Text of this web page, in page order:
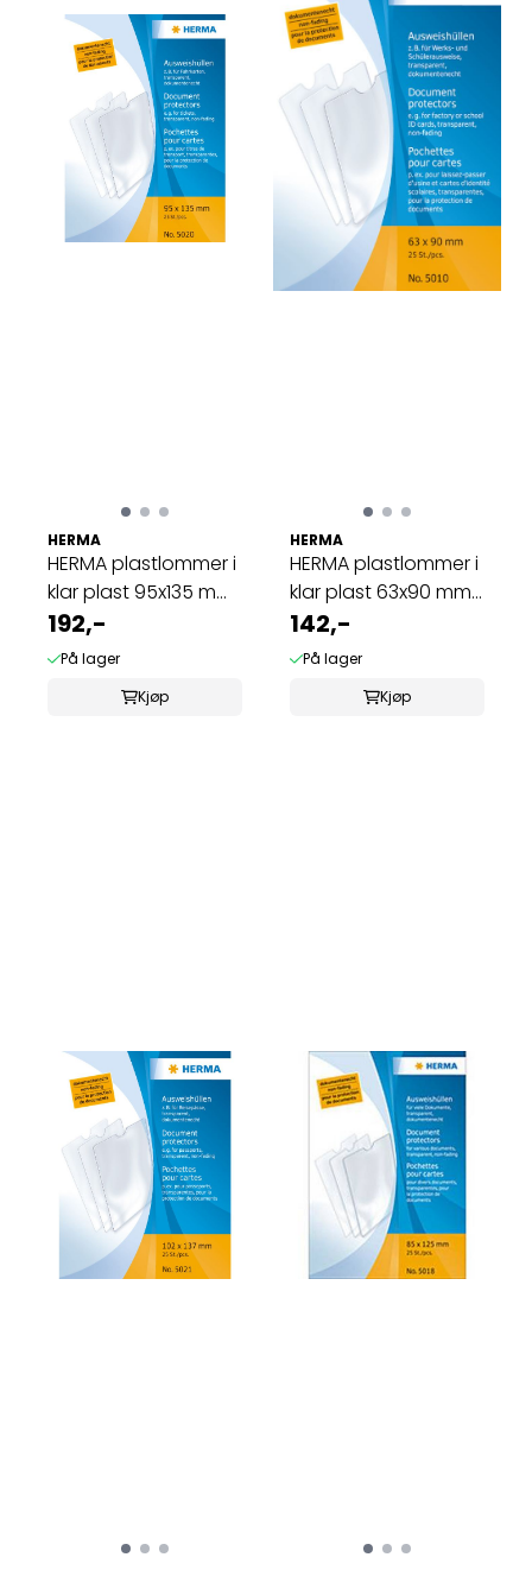
HERMA
HERMA plastlommer i
klar plast 95x135 mm
(25 stk)
192,-
På lager
Kjøp
HERMA
HERMA plastlommer i
klar plast 63x90 mm
(25 stk)
142,-
På lager
Kjøp